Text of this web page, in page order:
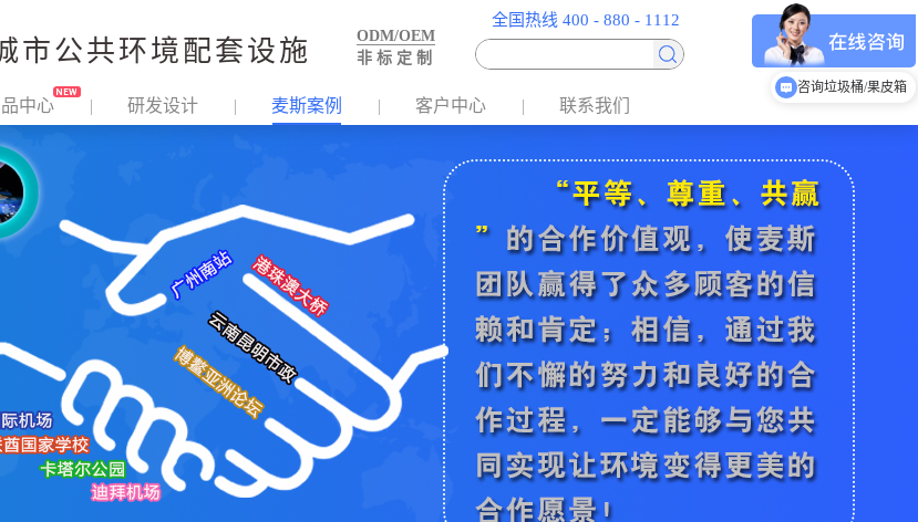
市公共环境配套设施
ODM/OEM
非 标 定 制
全国热线 400 - 880 - 1112
中心 研发设计 麦斯案例 客户中心 联系我们